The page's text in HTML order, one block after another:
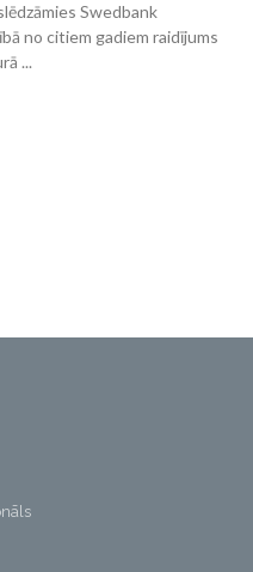
Swedbank
no citiem gadiem raidījums
...